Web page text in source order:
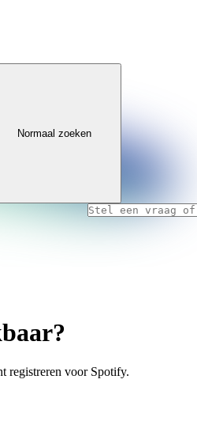
Normaal zoeken
registreren voor Spotify.